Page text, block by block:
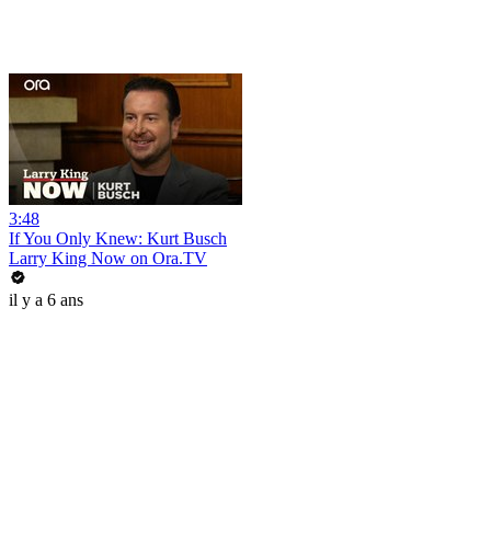
3:48
If You Only Knew: Kurt Busch
Larry King Now on Ora.TV
il y a 6 ans